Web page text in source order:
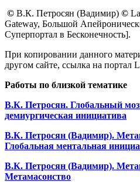
© В.К. Петросян (Вадимир) ©
Gateway, Большой
Суперпортал в Бесконечность].
При копировании данного
другом сайте, ссылка на портал
Работы по близкой тематике
В.К. Петросян. Глобальный
демиургическая инициатива
В.К. Петросян (Вадимир).
Глобальная ментальная
В.К. Петросян (Вадимир).
Метамасонство